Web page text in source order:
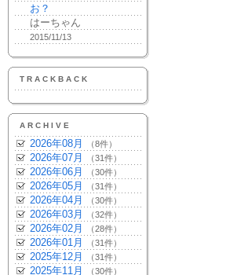
お？
はーちゃん
2015/11/13
TRACKBACK
ARCHIVE
2026年08月 （8件）
2026年07月 （31件）
2026年06月 （30件）
2026年05月 （31件）
2026年04月 （30件）
2026年03月 （32件）
2026年02月 （28件）
2026年01月 （31件）
2025年12月 （31件）
2025年11月 （30件）